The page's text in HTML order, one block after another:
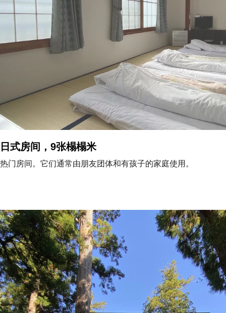
日式房间，9张榻榻米
热门房间。它们通常由朋友团体和有孩子的家庭使用。